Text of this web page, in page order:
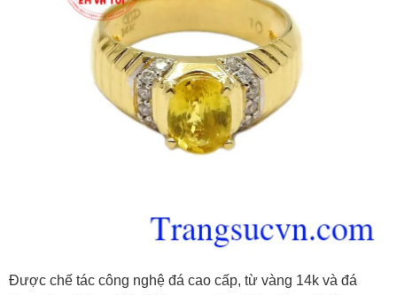
Được chế tác công nghệ đá cao cấp, từ vàng 14k và đá